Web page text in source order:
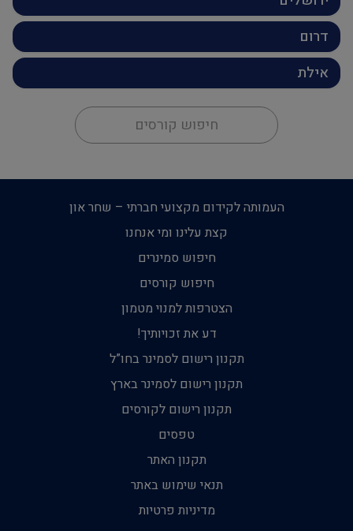
דרום
אילת
חיפוש קורסים
העמותה לקידום מקצועי חברתי – שחר און
קצת עלינו ומי אנחנו
חיפוש סמינרים
חיפוש קורסים
הצטרפות למנוי מטמון
דע את זכויותיך!
תקנון רישום לסמינר בחו”ל
תקנון רישום לסמינר בארץ
תקנון רישום לקורסים
טפסים
תקנון האתר
תנאי שימוש באתר
מדיניות פרטיות